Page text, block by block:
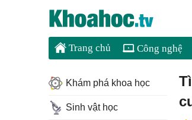
Trang chủ Công nghệ
Khám phá khoa học
Sinh vật học